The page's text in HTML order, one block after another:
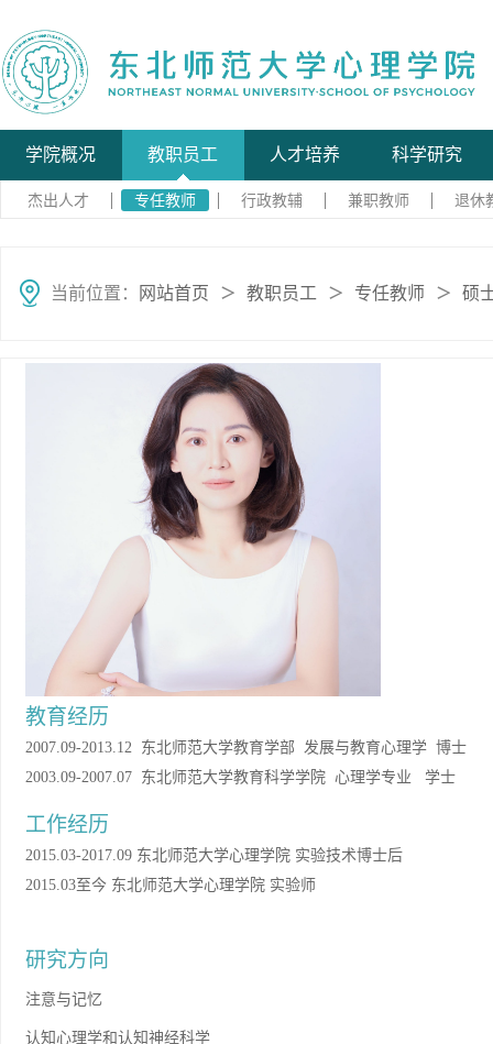
学院概况 教职员工 人才培养 科学研究
杰出人才 专任教师 行政教辅 兼职教师 退休
当前位置： 网站首页 ＞ 教职员工 ＞ 专任教师 ＞ 硕
教育经历
2007.09-2013.12 东北师范大学教育学部 发展与教育心理学 博士
2003.09-2007.07 东北师范大学教育科学学院 心理学专业
学士
工作经历
2015.03-2017.09 东北师范大学心理学院 实验技术博士后
2015.03至今 东北师范大学心理学院 实验师
研究方向
注意与记忆
认知心理学和认知神经科学